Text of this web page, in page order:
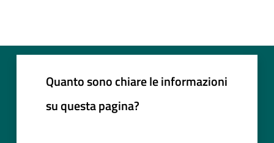
Quanto sono chiare le informazioni
su questa pagina?